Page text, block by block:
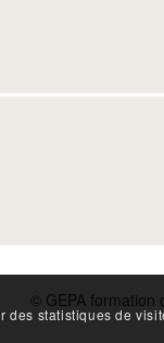
© GEPA
statistiques de